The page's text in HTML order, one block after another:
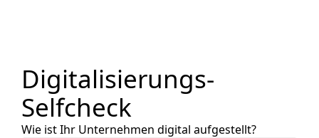
Digitalisierungs-
Selfcheck
Wie ist Ihr Unternehmen digital aufgestellt?